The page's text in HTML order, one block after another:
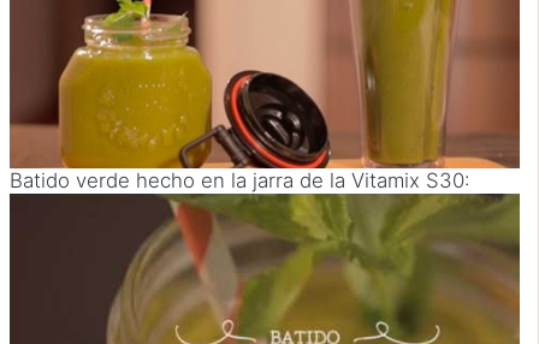
Batido verde hecho en la jarra de la Vitamix S30: